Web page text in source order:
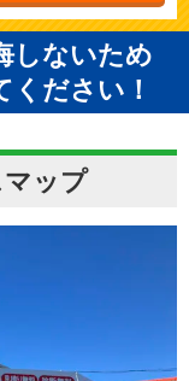
しないため
ください！
ップ